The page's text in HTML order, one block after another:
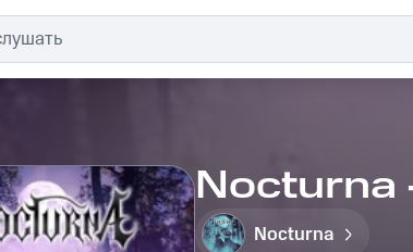
Nocturna
Nocturna